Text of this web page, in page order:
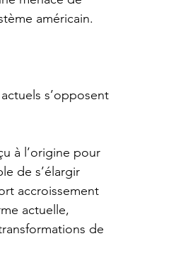
américain.
s’opposent
à l’origine pour
de s’élargir
accroissement
actuelle,
de